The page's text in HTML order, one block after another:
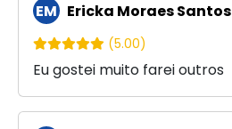
EM Ericka Moraes Santos
(5.00)
Eu gostei muito farei outros